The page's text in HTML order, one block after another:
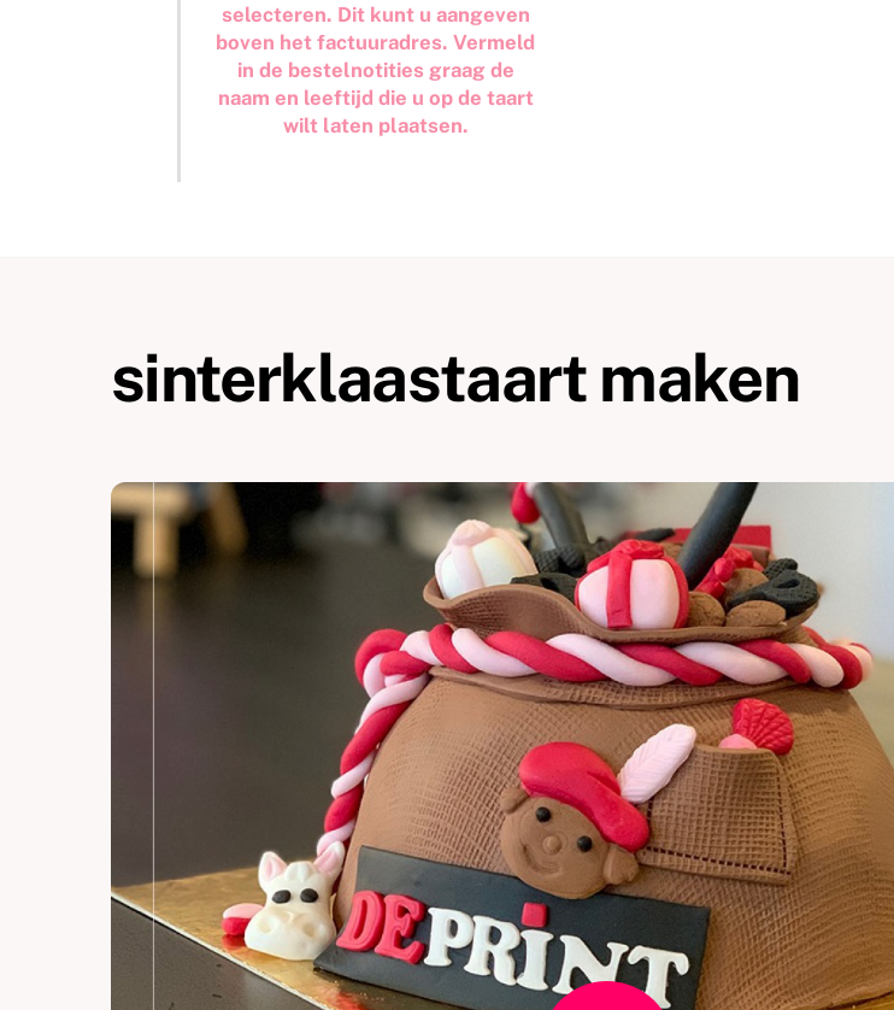
selecteren. Dit kunt u aangeven
boven het factuuradres. Vermeld
in de bestelnotities graag de
naam en leeftijd die u op de taart
wilt laten plaatsen.
sinterklaastaart maken